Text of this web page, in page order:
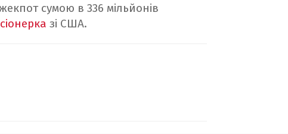
сумою в 336 мільйонів
зі США.